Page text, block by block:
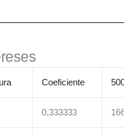
Coeficiente
0,333333